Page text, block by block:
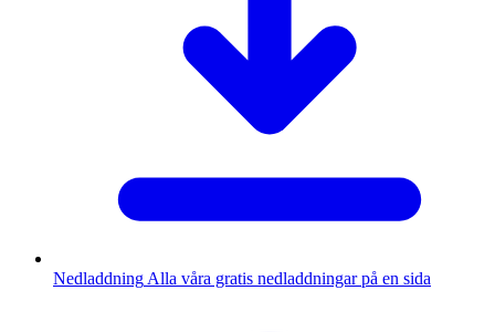
Nedladdning Alla våra gratis nedladdningar på en sida